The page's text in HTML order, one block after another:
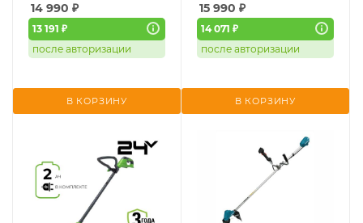
14 990 ₽
13 191 ₽
после авторизации
В КОРЗИНУ
15 990 ₽
14 071 ₽
после авторизации
В КОРЗИНУ